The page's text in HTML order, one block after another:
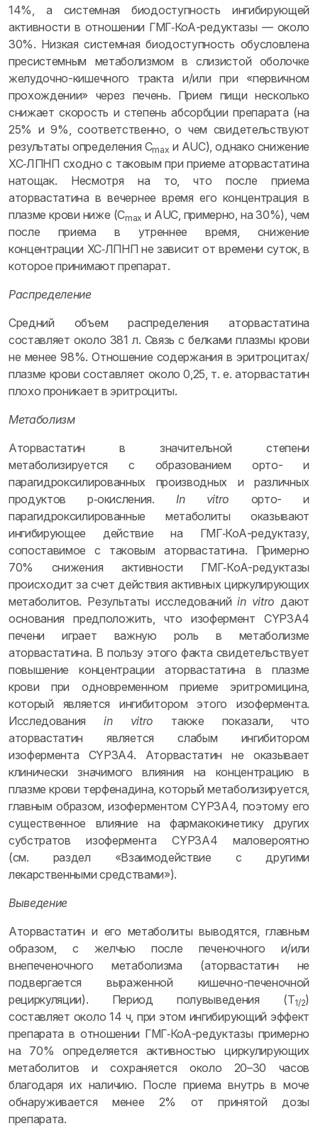
14%, а системная биодоступность ингибирующей
активности в отношении ГМГ‑КоА-редуктазы — около
30%. Низкая системная биодоступность обусловлена
пресистемным метаболизмом в слизистой оболочке
желудочно-кишечного тракта и/или при «первичном
прохождении» через печень. Прием пищи несколько
снижает скорость и степень абсорбции препарата (на
25% и 9%, соответственно, о чем свидетельствуют
результаты определения Cmax и AUC), однако снижение
ХС‑ЛПНП сходно с таковым при приеме аторвастатина
натощак. Несмотря на то, что после приема
аторвастатина в вечернее время его концентрация в
плазме крови ниже (Cmax и AUC, примерно, на 30%), чем
после приема в утреннее время, снижение
концентрации ХС‑ЛПНП не зависит от времени суток, в
которое принимают препарат.
Распределение
Средний объем распределения аторвастатина
составляет около 381 л. Связь с белками плазмы крови
не менее 98%. Отношение содержания в эритроцитах/
плазме крови составляет около 0,25, т. е. аторвастатин
плохо проникает в эритроциты.
Метаболизм
Аторвастатин в значительной степени
метаболизируется с образованием орто- и
парагидроксилированных производных и различных
продуктов p‑окисления.In vitro орто- и
парагидроксилированные метаболиты оказывают
ингибирующее действие на ГМГ‑КоА-редуктазу,
сопоставимое с таковым аторвастатина. Примерно
70% снижения активности ГМГ‑КоА-редуктазы
происходит за счет действия активных циркулирующих
метаболитов. Результаты исследованийin vitro дают
основания предположить, что изофермент CYP3A4
печени играет важную роль в метаболизме
аторвастатина. В пользу этого факта свидетельствует
повышение концентрации аторвастатина в плазме
крови при одновременном приеме эритромицина,
который является ингибитором этого изофермента.
Исследованияin vitro также показали, что
аторвастатин является слабым ингибитором
изофермента CYP3A4. Аторвастатин не оказывает
клинически значимого влияния на концентрацию в
плазме крови терфенадина, который метаболизируется,
главным образом, изоферментом CYP3A4, поэтому его
существенное влияние на фармакокинетику других
субстратов изофермента CYP3A4 маловероятно
(см. раздел «Взаимодействие с другими
лекарственными средствами»).
Выведение
Аторвастатин и его метаболиты выводятся, главным
образом, с желчью после печеночного и/или
внепеченочного метаболизма (аторвастатин не
подвергается выраженной кишечно-печеночной
рециркуляции). Период полувыведения (T1/2)
составляет около 14 ч, при этом ингибирующий эффект
препарата в отношении ГМГ‑КоА-редуктазы примерно
на 70% определяется активностью циркулирующих
метаболитов и сохраняется около 20–30 часов
благодаря их наличию. После приема внутрь в моче
обнаруживается менее 2% от принятой дозы
препарата.